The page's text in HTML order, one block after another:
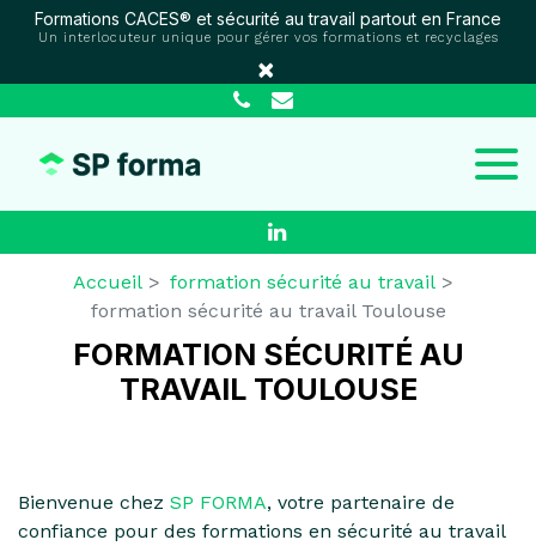
Formations CACES® et sécurité au travail partout en France
Un interlocuteur unique pour gérer vos formations et recyclages
×
Accueil
formation sécurité au travail
formation sécurité au travail Toulouse
FORMATION SÉCURITÉ AU
TRAVAIL TOULOUSE
Bienvenue chez SP FORMA, votre partenaire de
confiance pour des formations en sécurité au travail
Panneau de gestion des cookies